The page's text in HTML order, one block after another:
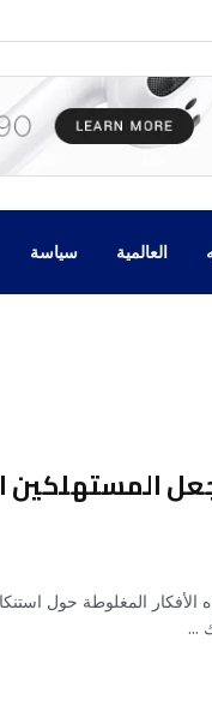
العالمية سياسة
المغلوطة حول
...